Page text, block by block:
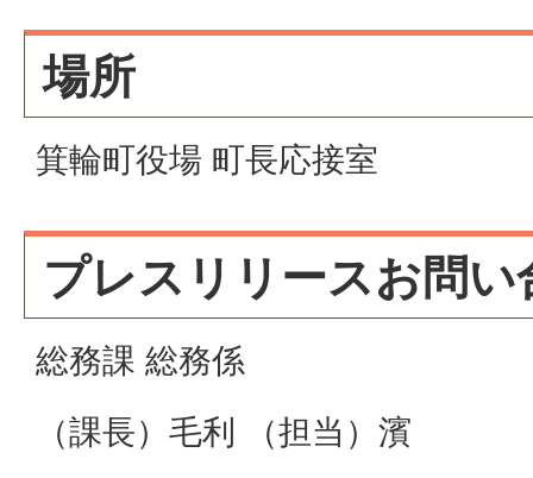
場所
箕輪町役場 町長応接室
プレスリリースお問い
総務課 総務係
（課長）毛利 （担当）濱